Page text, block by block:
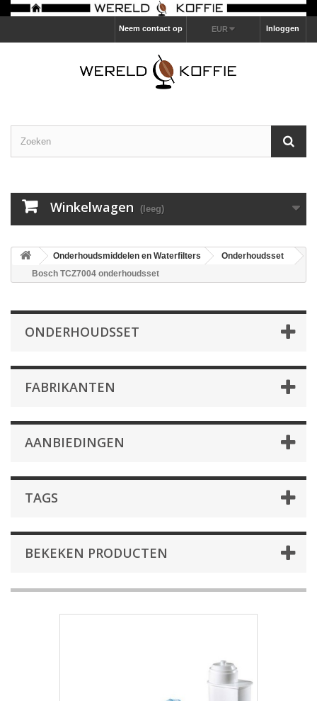
Inloggen
EUR
Neem contact op
Winkelwagen (leeg)
Onderhoudsmiddelen en Waterfilters
Onderhoudsset
Bosch TCZ7004 onderhoudsset
ONDERHOUDSSET
FABRIKANTEN
AANBIEDINGEN
TAGS
BEKEKEN PRODUCTEN